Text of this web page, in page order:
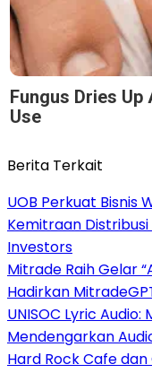
Fungus Dries
Use
Berita Terkait
UOB Perkuat Bisnis
Kemitraan
Investors
Mitrade Raih Gelar
Hadirkan
UNISOC Lyric
Mendengarkan
Hard Rock Cafe